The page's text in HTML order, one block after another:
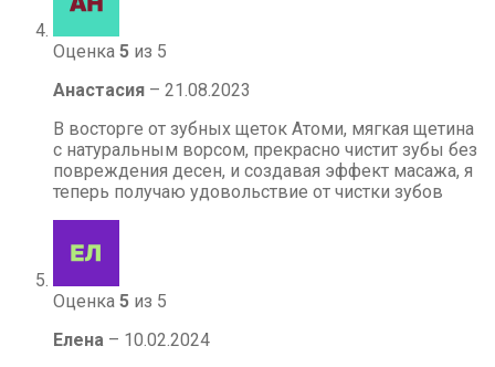
Оценка 5 из 5
Анастасия – 21.08.2023
В восторге от зубных щеток Атоми, мягкая щетина
с натуральным ворсом, прекрасно чистит зубы без
повреждения десен, и создавая эффект масажа, я
теперь получаю удовольствие от чистки зубов
Оценка 5 из 5
Елена – 10.02.2024